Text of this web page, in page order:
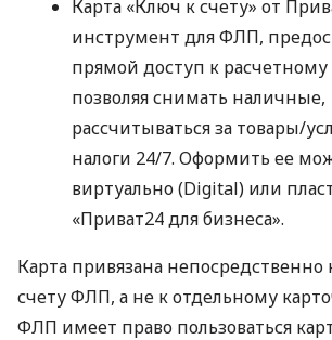
Карта «Ключ к счету» от
инструмент для ФЛП,
прямой доступ к расчетному
позволяя снимать наличные,
рассчитываться за товары/
налоги 24/7. Оформить ее
виртуально (Digital) или
«Приват24 для бизнеса».
Карта привязана
счету ФЛП, а не к отдельному
ФЛП имеет право пользоваться